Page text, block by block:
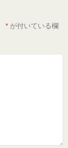
* が付いている欄